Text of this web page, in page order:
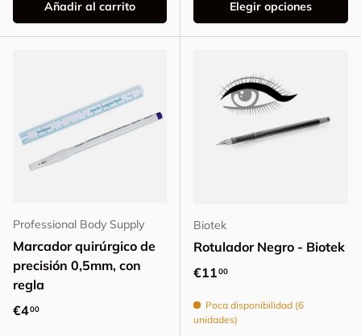
Añadir al carrito Elegir opciones
Professional Body Supply
Marcador quirúrgico de
precisión 0,5mm, con
regla
Precio normal
€400
Biotek
Rotulador Negro - Biotek
Precio normal
€1100
Poca disponibilidad (6
unidades)